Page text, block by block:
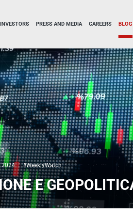
INVESTORS PRESS AND MEDIA CAREERS BLOG
2024 #WeeklyWatch
E